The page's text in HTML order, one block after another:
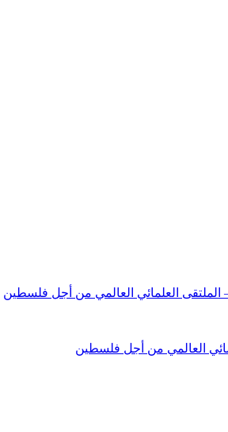
– الملتقى العلمائي العالمي من أجل فلسطين
العالمي من أجل فلسطين